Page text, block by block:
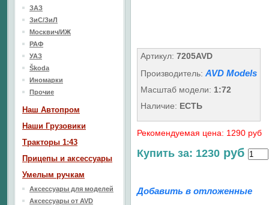
Артикул: 7205AVD
Производитель: AVD Models
Масштаб модели: 1:72
Наличие: ЕСТЬ
Рекомендуемая цена: 1290 руб
Купить за: 1230 руб
Добавить в отложенные
ЗАЗ
ЗиС/ЗиЛ
Москвич/ИЖ
РАФ
УАЗ
Škoda
Иномарки
Прочие
Наш Aвтопром
Наши Грузовики
Тракторы 1:43
Прицепы и аксессуары
Умелым ручкам
Аксессуары для моделей
Аксессуары от AVD